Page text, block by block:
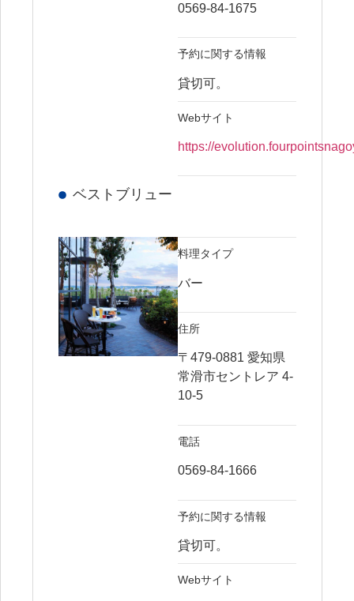
0569-84-1675
予約に関する情報
貸切可。
Webサイト
https://
ベストブリュー
料理タイプ
バー
住所
〒479-0881 愛知県
常滑市セントレア 4-
10-5
電話
0569-84-1666
予約に関する情報
貸切可。
Webサイト